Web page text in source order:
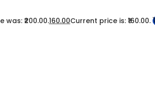
was: ₹200.00.160.00Current price is: ₹160.00.